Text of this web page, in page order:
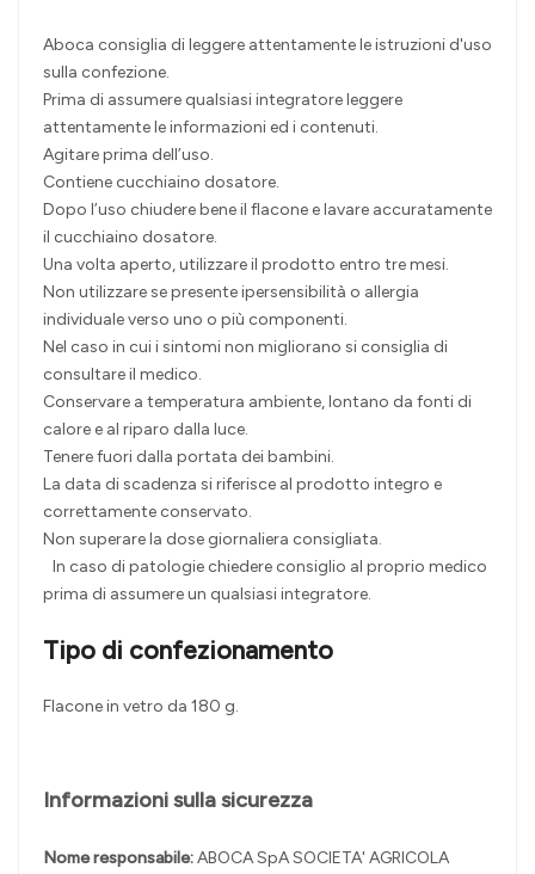
Aboca consiglia di leggere attentamente le istruzioni d'uso
sulla confezione.
Prima di assumere qualsiasi integratore leggere
attentamente le informazioni ed i contenuti.
Agitare prima dell’uso.
Contiene cucchiaino dosatore.
Dopo l’uso chiudere bene il flacone e lavare accuratamente
il cucchiaino dosatore.
Una volta aperto, utilizzare il prodotto entro tre mesi.
Non utilizzare se presente ipersensibilità o allergia
individuale verso uno o più componenti.
Nel caso in cui i sintomi non migliorano si consiglia di
consultare il medico.
Conservare a temperatura ambiente, lontano da fonti di
calore e al riparo dalla luce.
Tenere fuori dalla portata dei bambini.
La data di scadenza si riferisce al prodotto integro e
correttamente conservato.
Non superare la dose giornaliera consigliata.
In caso di patologie chiedere consiglio al proprio medico
prima di assumere un qualsiasi integratore.
Tipo di confezionamento
Flacone in vetro da 180 g.
Informazioni sulla sicurezza
Nome responsabile:ABOCA SpA SOCIETA' AGRICOLA